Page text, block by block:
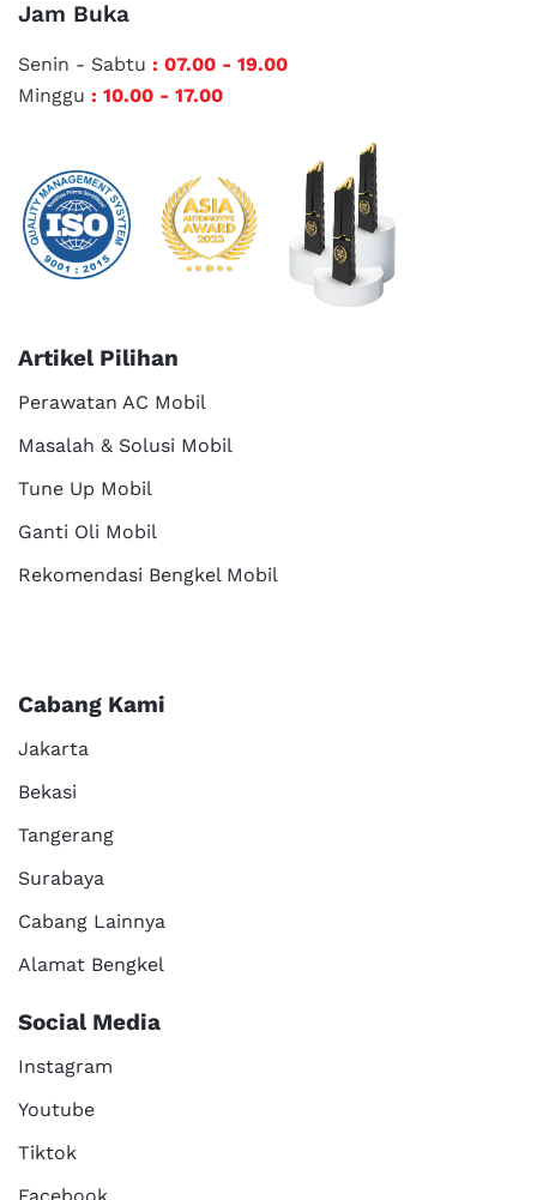
Jam Buka
Senin - Sabtu : 07.00 - 19.00
Minggu : 10.00 - 17.00
Artikel Pilihan
Perawatan AC Mobil
Masalah & Solusi Mobil
Tune Up Mobil
Ganti Oli Mobil
Rekomendasi Bengkel Mobil
Cabang Kami
Jakarta
Bekasi
Tangerang
Surabaya
Cabang Lainnya
Alamat Bengkel
Social Media
Instagram
Youtube
Tiktok